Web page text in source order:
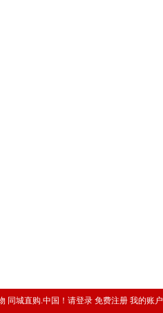
同城直购.中国！ 请登录 免费注册 我的账户